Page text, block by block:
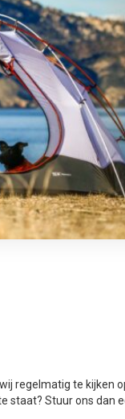
regelmatig te kijken
staat? Stuur ons dan